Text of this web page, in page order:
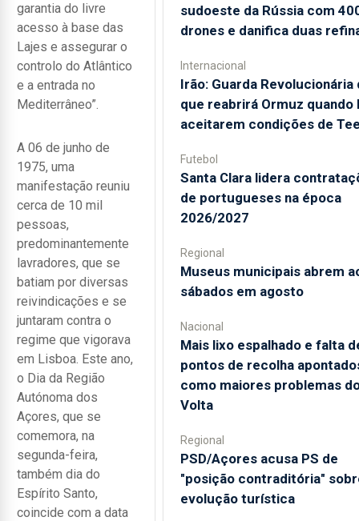
garantia do livre
acesso à base das
Lajes e assegurar o
controlo do Atlântico
e a entrada no
Mediterrâneo”.
A 06 de junho de
1975, uma
manifestação reuniu
cerca de 10 mil
pessoas,
predominantemente
lavradores, que se
batiam por diversas
reivindicações e se
juntaram contra o
regime que vigorava
em Lisboa. Este ano,
o Dia da Região
Autónoma dos
Açores, que se
comemora, na
segunda-feira,
também dia do
Espírito Santo,
coincide com a data
sudoeste da Rússia com
drones e danifica duas
Internacional
Irão: Guarda Revolucionária
que reabrirá Ormuz quando
aceitarem condições de
Futebol
Santa Clara lidera
de portugueses na época
2026/2027
Regional
Museus municipais abrem
sábados em agosto
Nacional
Mais lixo espalhado e falta
pontos de recolha
como maiores problemas
Volta
Regional
PSD/Açores acusa PS de
"posição contraditória"
evolução turística